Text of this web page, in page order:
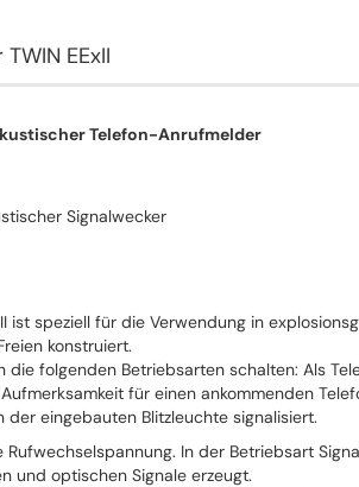
EExII
Telefon-Anrufmelder
Signalwecker
ist speziell für die Verwendung in
konstruiert.
die folgenden Betriebsarten schalten: Als
für einen ankommenden
eingebauten Blitzleuchte signalisiert.
In der Betriebsart
und optischen Signale erzeugt.